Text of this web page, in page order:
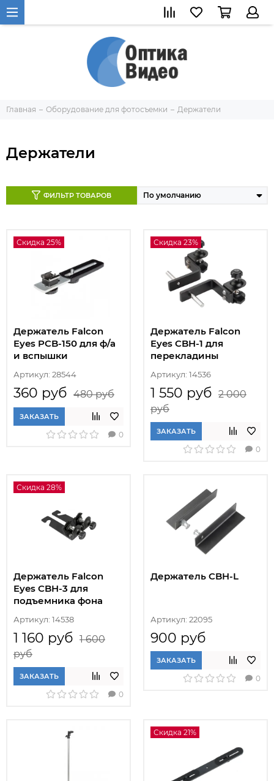
Главная Оборудование для фотосъемки Держатели
Держатели
ФИЛЬТР ТОВАРОВ
Скидка 25%
Держатель Falcon
Eyes PCB-150 для ф/а
и вспышки
Артикул: 28544
360 руб 480 руб
ЗАКАЗАТЬ
0
Скидка 23%
Держатель Falcon
Eyes CBH-1 для
перекладины
Артикул: 14536
1 550 руб 2 000
руб
ЗАКАЗАТЬ
0
Скидка 28%
Держатель Falcon
Eyes CBH-3 для
подъемника фона
Артикул: 14538
1 160 руб 1 600
руб
ЗАКАЗАТЬ
0
Держатель CBH-L
Артикул: 22095
900 руб
ЗАКАЗАТЬ
0
Скидка 21%